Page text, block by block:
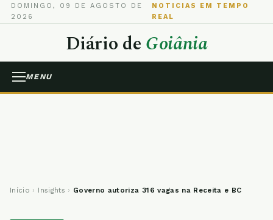
DOMINGO, 09 DE AGOSTO DE
2026
NOTICIAS EM TEMPO
REAL
Diário deGoiânia
MENU
Início › Insights › Governo autoriza 316 vagas na Receita e BC